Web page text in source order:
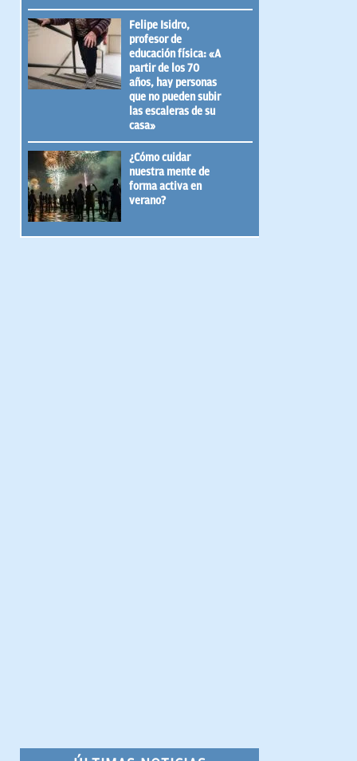
Felipe Isidro,
profesor de
educación física: «A
partir de los 70
años, hay personas
que no pueden subir
las escaleras de su
casa»
¿Cómo cuidar
nuestra mente de
forma activa en
verano?